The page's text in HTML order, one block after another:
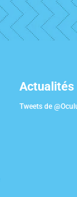
Actualités
Tweets de